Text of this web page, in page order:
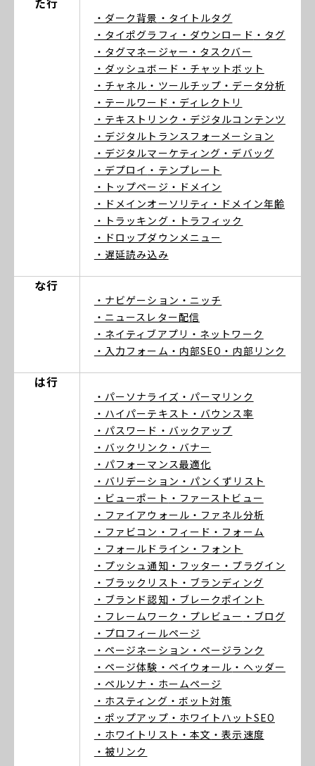
・ダーク背景 ・タイトルタグ
・タイポグラフィ ・ダウンロード ・タグ
・タグマネージャー ・タスクバー
・ダッシュボード ・チャットボット
・チャネル ・ツールチップ ・データ分析
・テールワード ・ディレクトリ
・テキストリンク ・デジタルコンテンツ
・デジタルトランスフォーメーション
・デジタルマーケティング ・デバッグ
・デプロイ ・テンプレート
・トップページ ・ドメイン
・ドメインオーソリティ ・ドメイン年齢
・トラッキング ・トラフィック
・ドロップダウンメニュー
・遅延読み込み
な行
・ナビゲーション ・ニッチ
・ニュースレター配信
・ネイティブアプリ ・ネットワーク
・入力フォーム ・内部SEO ・内部リンク
は行
・パーソナライズ ・パーマリンク
・ハイパーテキスト ・バウンス率
・パスワード ・バックアップ
・バックリンク ・バナー
・パフォーマンス最適化
・バリデーション ・パンくずリスト
・ビューポート ・ファーストビュー
・ファイアウォール ・ファネル分析
・ファビコン ・フィード ・フォーム
・フォールドライン ・フォント
・プッシュ通知 ・フッター ・プラグイン
・ブラックリスト ・ブランディング
・ブランド認知 ・ブレークポイント
・フレームワーク ・プレビュー ・ブログ
・プロフィールページ
・ページネーション ・ページランク
・ページ体験 ・ペイウォール ・ヘッダー
・ペルソナ ・ホームページ
・ホスティング ・ボット対策
・ポップアップ ・ホワイトハットSEO
・ホワイトリスト ・本文 ・表示速度
・被リンク